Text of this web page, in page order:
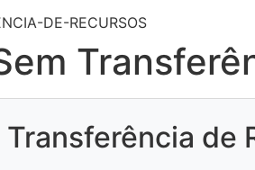
DE-RECURSOS
de